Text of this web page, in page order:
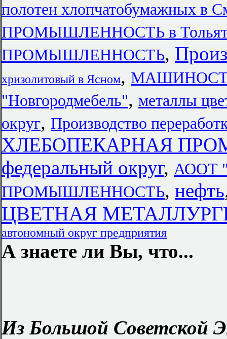
полотен хлопчатобумажных в
ПРОМЫШЛЕННОСТЬ в
ПРОМЫШЛЕННОСТЬ,
хризолитовый в Ясном,
"Новгородмебель", металлы
округ, Производство
ХЛЕБОПЕКАРНАЯ
федеральный округ, АООТ
ПРОМЫШЛЕННОСТЬ, нефть
ЦВЕТНАЯ
автономный округ предприятия
А знаете ли Вы, что...
Из Большой Советской